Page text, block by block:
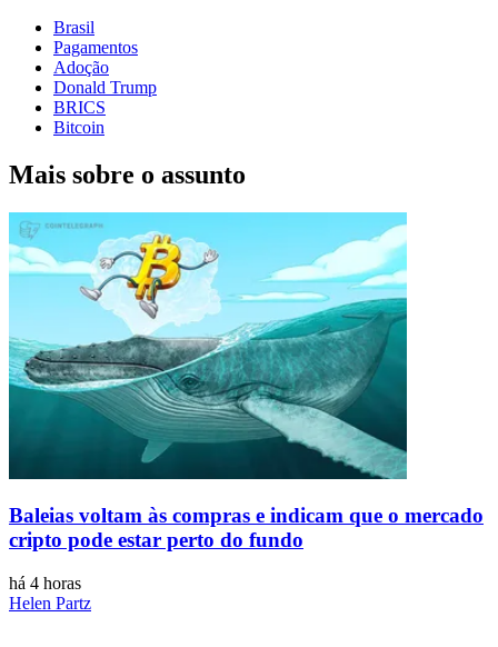
Brasil
Pagamentos
Adoção
Donald Trump
BRICS
Bitcoin
Mais sobre o assunto
Baleias voltam às compras e indicam que o mercado
cripto pode estar perto do fundo
há 4 horas
Helen Partz